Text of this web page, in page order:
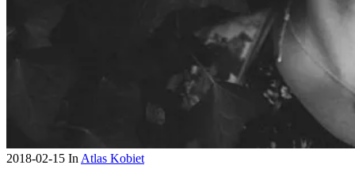
2018-02-15 In Atlas Kobiet